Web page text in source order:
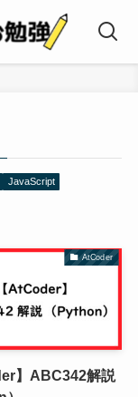
JavaScript
AtCoder
】ABC342解説